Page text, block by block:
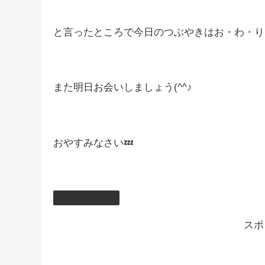
と言ったところで今日のつぶやきはお・わ・り